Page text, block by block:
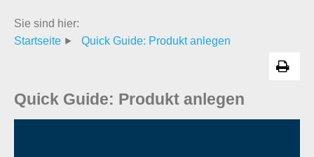
Sie sind hier:
Startseite
Quick Guide: Produkt anlegen
Quick Guide: Produkt anlegen